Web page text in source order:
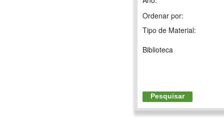
Ordenar por:
Tipo de Material:
Biblioteca
Pesquisar